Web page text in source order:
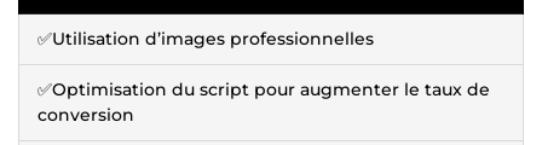
✅Utilisation d’images professionnelles
✅Optimisation du script pour augmenter le taux de
conversion